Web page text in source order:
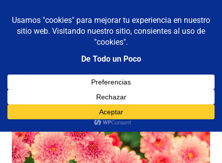
contenido
De todo un poco
Reflexiones,
Viajes
MENÚ